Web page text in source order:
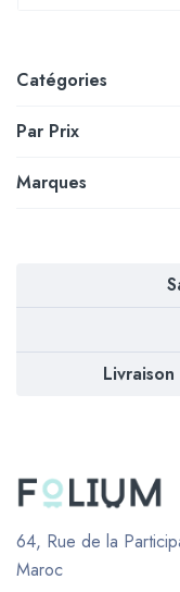
Catégories
Par Prix
Marques
64, Rue de la
Maroc